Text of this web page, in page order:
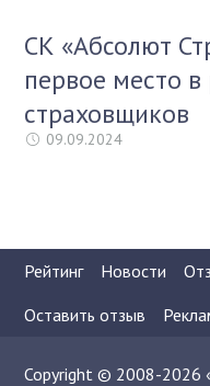
СК «Абсолют
первое место
страховщиков
09.09.2024
Рейтинг Новости
Оставить отзыв
Copyright © 2008-2026